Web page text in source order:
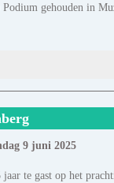
gehouden in
9 juni 2025
te gast op het